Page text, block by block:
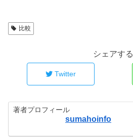
比較
シェアする
Twitter
著者プロフィール
sumahoinfo